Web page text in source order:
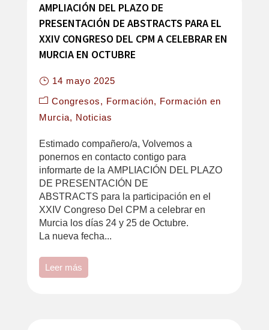
AMPLIACIÓN DEL PLAZO DE
PRESENTACIÓN DE ABSTRACTS PARA EL
XXIV CONGRESO DEL CPM A CELEBRAR EN
MURCIA EN OCTUBRE
14 mayo 2025
Congresos
Formación
Formación en
Murcia
Noticias
Estimado compañero/a, Volvemos a
ponernos en contacto contigo para
informarte de la AMPLIACIÓN DEL PLAZO
DE PRESENTACIÓN DE
ABSTRACTS para la participación en el
XXIV Congreso Del CPM a celebrar en
Murcia los días 24 y 25 de Octubre.
La nueva fecha...
Leer más